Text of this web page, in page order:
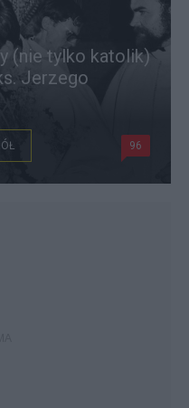
(nie tylko katolik)
Jerzego
96